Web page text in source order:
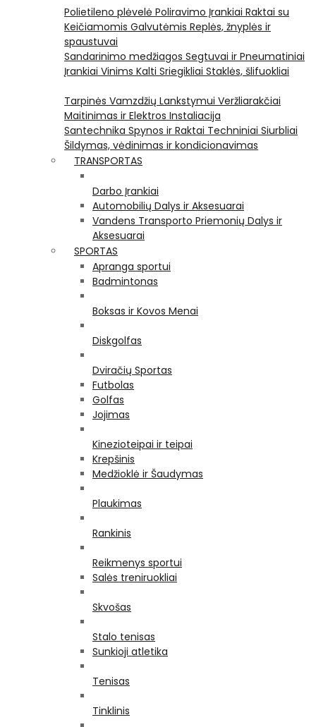
Polietileno plėvelė Poliravimo Įrankiai Raktai su
Keičiamomis Galvutėmis Replės, žnyplės ir
spaustuvai
Sandarinimo medžiagos Segtuvai ir Pneumatiniai
Įrankiai Vinims Kalti Sriegikliai Staklės, šlifuokliai
Tarpinės Vamzdžių Lankstymui Veržliarakčiai
Maitinimas ir Elektros Instaliacija
Santechnika Spynos ir Raktai Techniniai Siurbliai
Šildymas, vėdinimas ir kondicionavimas
TRANSPORTAS
Darbo Įrankiai
Automobilių Dalys ir Aksesuarai
Vandens Transporto Priemonių Dalys ir
Aksesuarai
SPORTAS
Apranga sportui
Badmintonas
Boksas ir Kovos Menai
Diskgolfas
Dviračių Sportas
Futbolas
Golfas
Jojimas
Kinezioteipai ir teipai
Krepšinis
Medžioklė ir Šaudymas
Plaukimas
Rankinis
Reikmenys sportui
Salės treniruokliai
Skvošas
Stalo tenisas
Sunkioji atletika
Tenisas
Tinklinis